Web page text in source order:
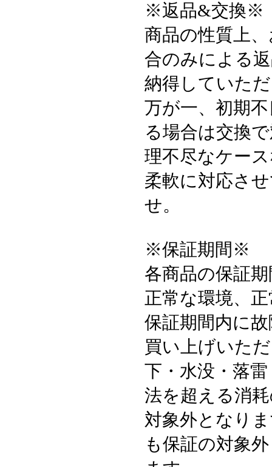
※返品&交換※
商品の性質上
合のみによる
納得していた
万が一、初期
る場合は交換
理不尽なケー
柔軟に対応さ
せ。
※保証期間※
各商品の保証
正常な環境、
保証期間内に
買い上げいた
下・水没・落
法を超える消
対象外となり
も保証の対象